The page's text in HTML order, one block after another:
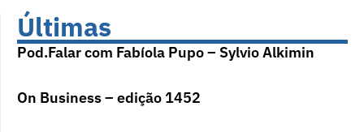
Últimas
Pod.Falar com Fabíola Pupo – Sylvio Alkimin
On Business – edição 1452